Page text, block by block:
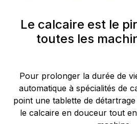
Le calcaire est le
toutes les
Pour prolonger la durée de
automatique à spécialités de
point une tablette de
le calcaire en douceur tout